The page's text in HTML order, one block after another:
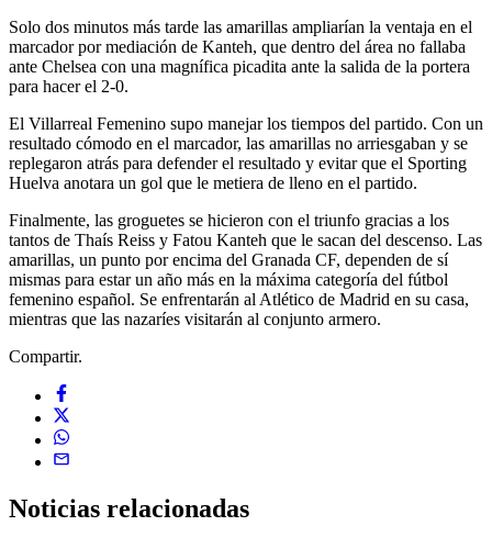
Solo dos minutos más tarde las amarillas ampliarían la ventaja en el
marcador por mediación de Kanteh, que dentro del área no fallaba
ante Chelsea con una magnífica picadita ante la salida de la portera
para hacer el 2-0.
El Villarreal Femenino supo manejar los tiempos del partido. Con un
resultado cómodo en el marcador, las amarillas no arriesgaban y se
replegaron atrás para defender el resultado y evitar que el Sporting
Huelva anotara un gol que le metiera de lleno en el partido.
Finalmente, las groguetes se hicieron con el triunfo gracias a los
tantos de Thaís Reiss y Fatou Kanteh que le sacan del descenso. Las
amarillas, un punto por encima del Granada CF, dependen de sí
mismas para estar un año más en la máxima categoría del fútbol
femenino español. Se enfrentarán al Atlético de Madrid en su casa,
mientras que las nazaríes visitarán al conjunto armero.
Compartir.
Noticias relacionadas